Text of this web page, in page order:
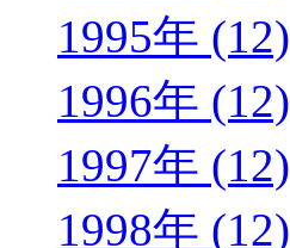
1995年 (12)
1996年 (12)
1997年 (12)
1998年 (12)